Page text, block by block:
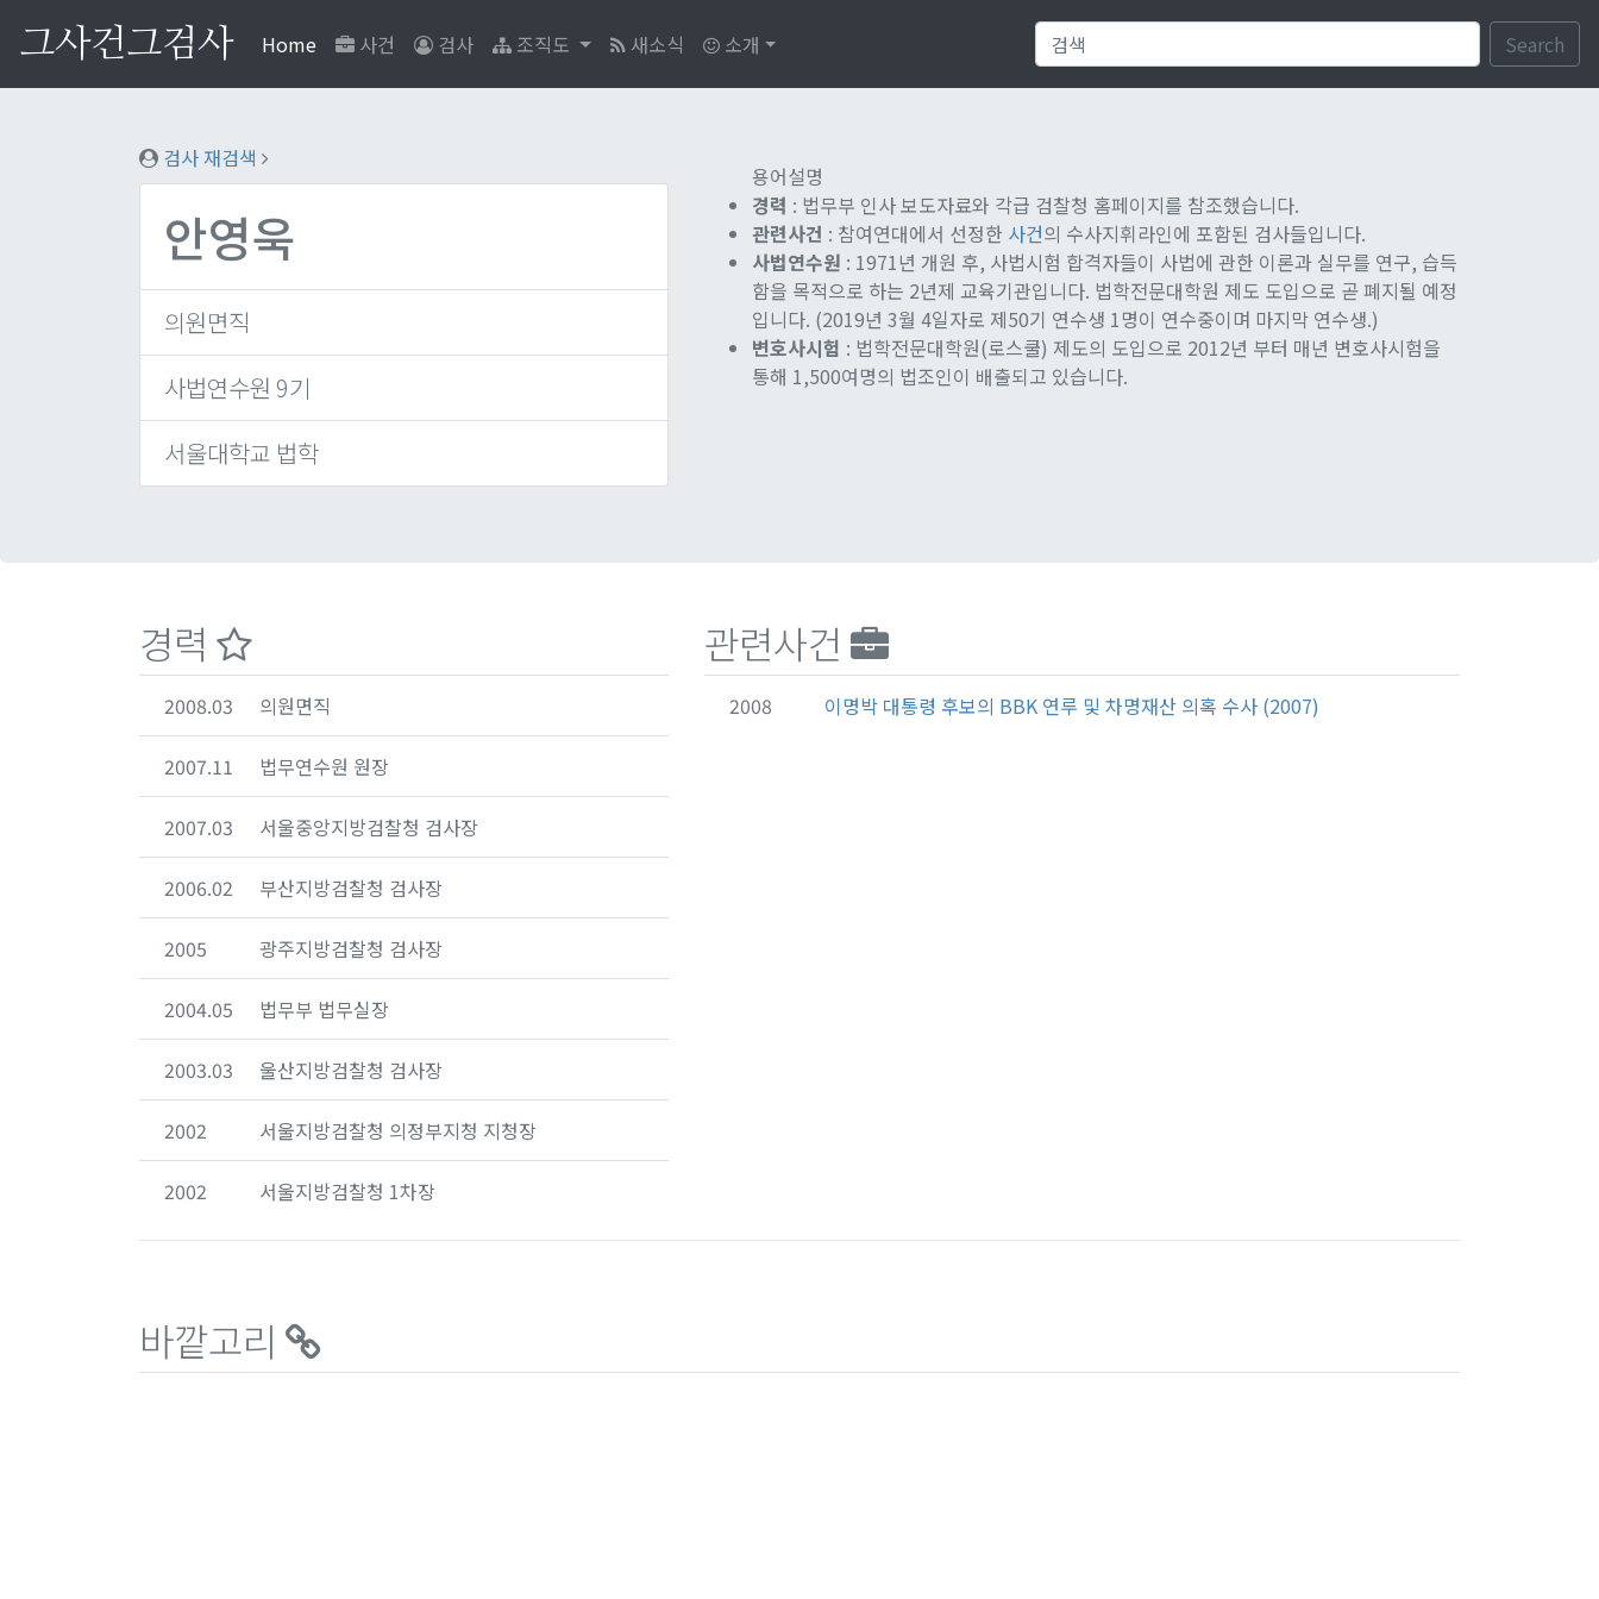
그사건그검사 Home(current)
사건 검사 조직도 새소식 소개 Search
검사 재검색
안영욱
의원면직
사법연수원 9기
서울대학교 법학
용어설명
경력 : 법무부 인사 보도자료와 각급 검찰청 홈페이지를 참조했습니다.
관련사건 : 참여연대에서 선정한 사건의 수사지휘라인에 포함된 검사들입니다.
사법연수원 : 1971년 개원 후, 사법시험 합격자들이 사법에 관한 이론과 실무를 연구, 습득
함을 목적으로 하는 2년제 교육기관입니다. 법학전문대학원 제도 도입으로 곧 폐지될 예정
입니다. (2019년 3월 4일자로 제50기 연수생 1명이 연수중이며 마지막 연수생.)
변호사시험 : 법학전문대학원(로스쿨) 제도의 도입으로 2012년 부터 매년 변호사시험을
통해 1,500여명의 법조인이 배출되고 있습니다.
경력
2008.03 의원면직
2007.11 법무연수원 원장
2007.03 서울중앙지방검찰청 검사장
2006.02 부산지방검찰청 검사장
2005 광주지방검찰청 검사장
2004.05 법무부 법무실장
2003.03 울산지방검찰청 검사장
2002 서울지방검찰청 의정부지청 지청장
2002 서울지방검찰청 1차장
관련사건
2008 이명박 대통령 후보의 BBK 연루 및 차명재산 의혹 수사 (2007)
바깥고리